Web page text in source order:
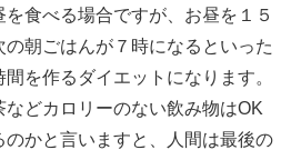
食べる場合ですが、お昼を１５
朝ごはんが７時になるといった
を作るダイエットになります。
などカロリーのない飲み物はOK
かと言いますと、人間は最後の